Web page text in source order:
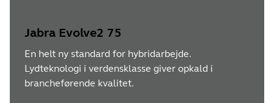
Jabra Evolve2 75
En helt ny standard for hybridarbejde.
Lydteknologi i verdensklasse giver opkald i
brancheførende kvalitet.